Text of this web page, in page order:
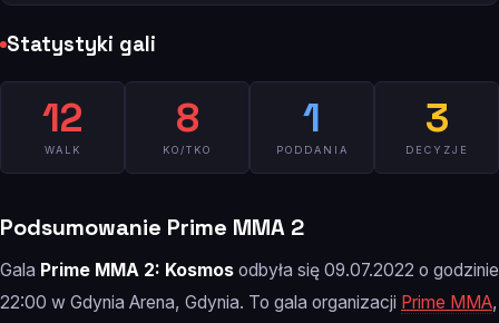
Statystyki gali
12
WALK
8
KO/TKO
1
PODDANIA
3
DECYZJE
Podsumowanie Prime MMA 2
Gala Prime MMA 2: Kosmos odbyła się 09.07.2022 o godzinie
22:00 w Gdynia Arena, Gdynia. To gala organizacji Prime MMA,